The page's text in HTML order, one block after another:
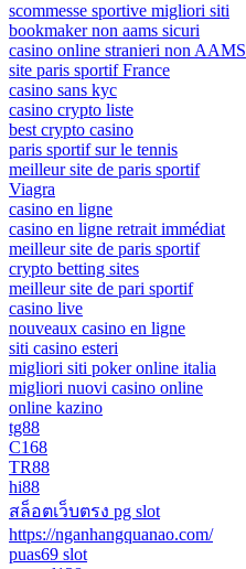
scommesse sportive migliori siti
bookmaker non aams sicuri
casino online stranieri non AAMS
site paris sportif France
casino sans kyc
casino crypto liste
best crypto casino
paris sportif sur le tennis
meilleur site de paris sportif
Viagra
casino en ligne
casino en ligne retrait immédiat
meilleur site de paris sportif
crypto betting sites
meilleur site de pari sportif
casino live
nouveaux casino en ligne
siti casino esteri
migliori siti poker online italia
migliori nuovi casino online
online kazino
tg88
C168
TR88
hi88
สล็อตเว็บตรง pg slot
https://nganhangquanao.com/
puas69 slot